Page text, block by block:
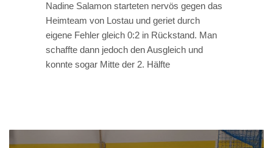
Nadine Salamon starteten nervös gegen das
Heimteam von Lostau und geriet durch
eigene Fehler gleich 0:2 in Rückstand. Man
schaffte dann jedoch den Ausgleich und
konnte sogar Mitte der 2. Hälfte